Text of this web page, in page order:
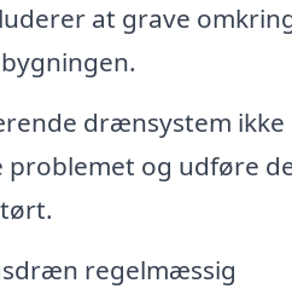
at grave
drænsystem ikke
og udføre
regelmæssig